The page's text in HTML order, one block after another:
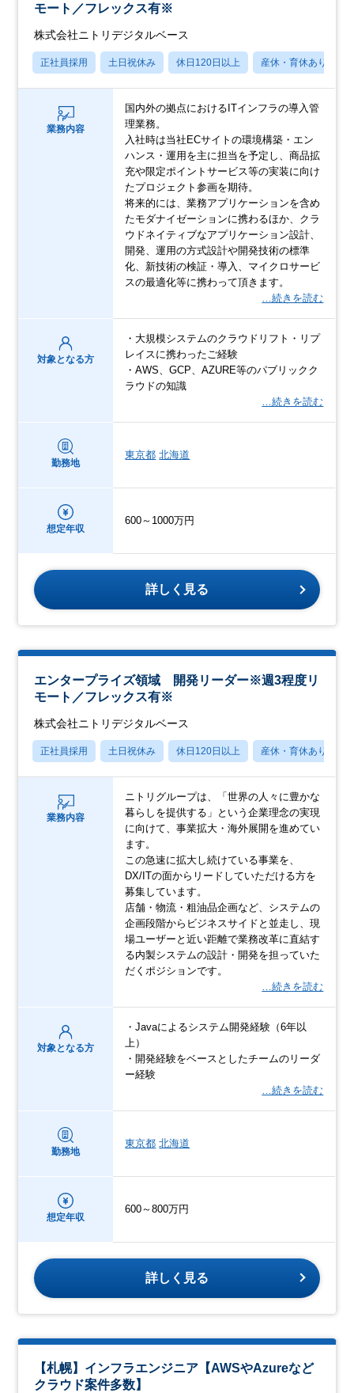
モート／フレックス有※
株式会社ニトリデジタルベース
正社員採用 土日祝休み 休日120日以上 産休・育休あり
業務内容
国内外の拠点におけるITインフラの導入管
理業務。
入社時は当社ECサイトの環境構築・エン
ハンス・運用を主に担当を予定し、商品拡
充や限定ポイントサービス等の実装に向け
たプロジェクト参画を期待。
将来的には、業務アプリケーションを含め
たモダナイゼーションに携わるほか、クラ
ウドネイティブなアプリケーション設計、
開発、運用の方式設計や開発技術の標準
化、新技術の検証・導入、マイクロサービ
スの最適化等に携わって頂きます。
…続きを読む
対象となる方
・大規模システムのクラウドリフト・リプ
レイスに携わったご経験
・AWS、GCP、AZURE等のパブリックク
ラウドの知識
…続きを読む
勤務地
東京都 北海道
想定年収
600～1000万円
詳しく見る
エンタープライズ領域 開発リーダー※週3程度リ
モート／フレックス有※
株式会社ニトリデジタルベース
正社員採用 土日祝休み 休日120日以上 産休・育休あり
業務内容
ニトリグループは、「世界の人々に豊かな
暮らしを提供する」という企業理念の実現
に向けて、事業拡大・海外展開を進めてい
ます。
この急速に拡大し続けている事業を、
DX/ITの面からリードしていただける方を
募集しています。
店舗・物流・粗油品企画など、システムの
企画段階からビジネスサイドと並走し、現
場ユーザーと近い距離で業務改革に直結す
る内製システムの設計・開発を担っていた
だくポジションです。
…続きを読む
対象となる方
・Javaによるシステム開発経験（6年以
上）
・開発経験をベースとしたチームのリーダ
ー経験
…続きを読む
勤務地
東京都 北海道
想定年収
600～800万円
詳しく見る
【札幌】インフラエンジニア【AWSやAzureなど
クラウド案件多数】